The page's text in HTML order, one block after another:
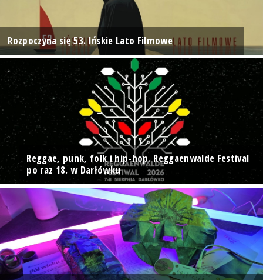
Rozpoczyna się 53. Ińskie Lato Filmowe
Reggae, punk, folk i hip-hop. Reggaenwalde Festival
po raz 18. w Darłówku